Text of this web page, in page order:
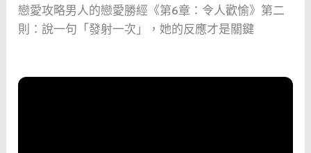
戀愛攻略男人的戀愛勝經《第6章：令人歡愉》第二
則：說一句「發射一次」，她的反應才是關鍵